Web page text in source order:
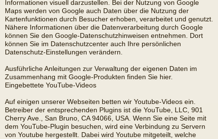
Informationen visuell darzustellen. Bei der Nutzung von Google
Maps werden von Google auch Daten über die Nutzung der
Kartenfunktionen durch Besucher erhoben, verarbeitet und genutzt.
Nähere Informationen über die Datenverarbeitung durch Google
können Sie den Google-Datenschutzhinweisen entnehmen. Dort
können Sie im Datenschutzcenter auch Ihre persönlichen
Datenschutz-Einstellungen verändern.
Ausführliche Anleitungen zur Verwaltung der eigenen Daten im
Zusammenhang mit Google-Produkten finden Sie hier.
Eingebettete YouTube-Videos
Auf einigen unserer Webseiten betten wir Youtube-Videos ein.
Betreiber der entsprechenden Plugins ist die YouTube, LLC, 901
Cherry Ave., San Bruno, CA 94066, USA. Wenn Sie eine Seite mit
dem YouTube-Plugin besuchen, wird eine Verbindung zu Servern
von Youtube hergestellt. Dabei wird Youtube mitgeteilt, welche